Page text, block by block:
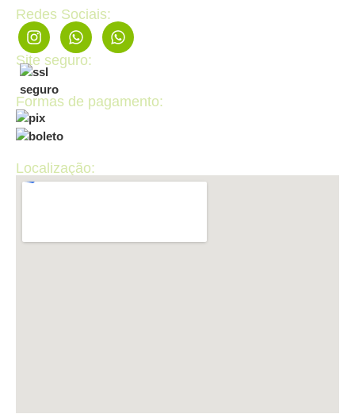
Redes Sociais:
Site seguro:
Formas de pagamento:
Localização: